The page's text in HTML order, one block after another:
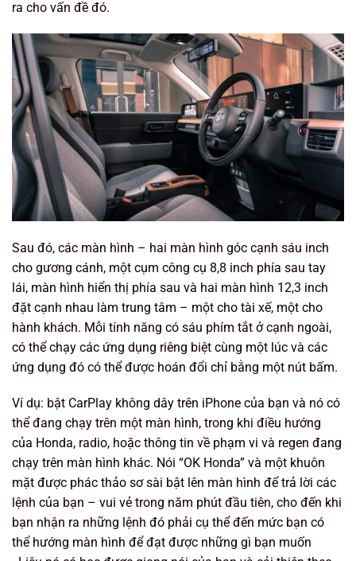
ra cho vấn đề đó.
Sau đó, các màn hình – hai màn hình góc cạnh sáu inch
cho gương cánh, một cụm công cụ 8,8 inch phía sau tay
lái, màn hình hiển thị phía sau và hai màn hình 12,3 inch
đặt cạnh nhau làm trung tâm – một cho tài xế, một cho
hành khách. Mỗi tính năng có sáu phím tắt ở cạnh ngoài,
có thể chạy các ứng dụng riêng biệt cùng một lúc và các
ứng dụng đó có thể được hoán đổi chỉ bằng một nút bấm.
Ví dụ: bật CarPlay không dây trên iPhone của bạn và nó có
thể đang chạy trên một màn hình, trong khi điều hướng
của Honda, radio, hoặc thông tin về phạm vi và regen đang
chạy trên màn hình khác. Nói “OK Honda” và một khuôn
mặt được phác thảo sơ sài bật lên màn hình để trả lời các
lệnh của bạn – vui vẻ trong năm phút đầu tiên, cho đến khi
bạn nhận ra những lệnh đó phải cụ thể đến mức bạn có
thể hướng màn hình để đạt được những gì bạn muốn